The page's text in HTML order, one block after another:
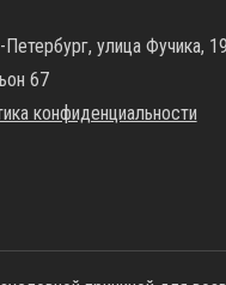
Петербург, улица Фучика,
67
конфиденциальности